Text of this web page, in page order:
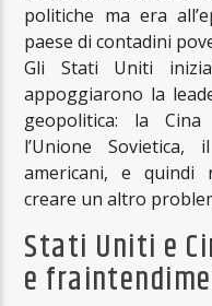
politiche ma era
paese di contadini
Gli Stati Uniti
appoggiarono la
geopolitica: la Cina
l’Unione Sovietica,
americani, e quindi
creare un altro
Stati Uniti e
e